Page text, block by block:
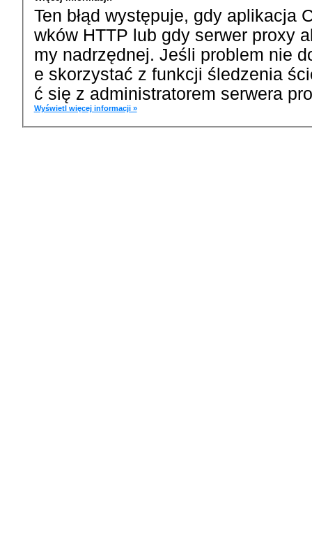
Ten błąd występuje, gdy aplikacja
wków HTTP lub gdy serwer proxy
my nadrzędnej. Jeśli problem nie
e skorzystać z funkcji śledzenia
ć się z administratorem serwera
Wyświetl więcej informacji »